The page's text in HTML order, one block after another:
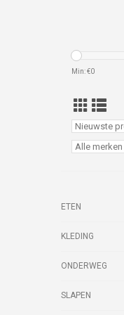
Min: €0
ETEN
KLEDING
ONDERWEG
SLAPEN